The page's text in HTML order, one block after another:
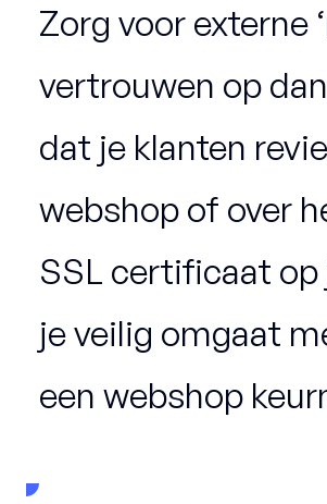
Zorg voor externe
vertrouwen op
dat je klanten
webshop of over
SSL certificaat
je veilig omgaat
een webshop